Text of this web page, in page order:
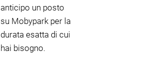
anticipo un posto
su Mobypark per la
durata esatta di cui
hai bisogno.